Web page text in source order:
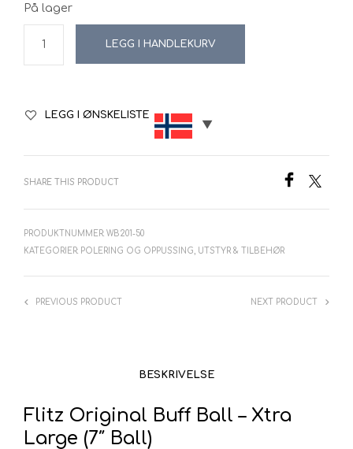
På lager
LEGG I HANDLEKURV
LEGG I ØNSKELISTE
SHARE THIS PRODUCT
PRODUKTNUMMER: WB201-50
KATEGORIER: POLERING OG OPPUSSING UTSTYR & TILBEHØR
PREVIOUS PRODUCT NEXT PRODUCT
BESKRIVELSE
Flitz Original Buff Ball – Xtra
Large (7″ Ball)